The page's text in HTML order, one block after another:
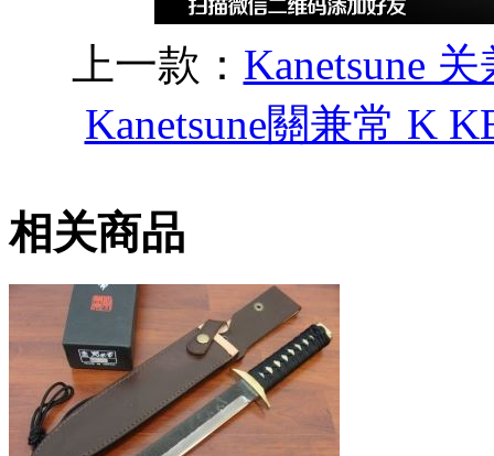
上一款： Kanetsune
Kanetsune關兼常 K
相关商品